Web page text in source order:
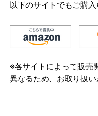
以下のサイトでもご購入
※各サイトによって販売
異なるため、お取り扱い